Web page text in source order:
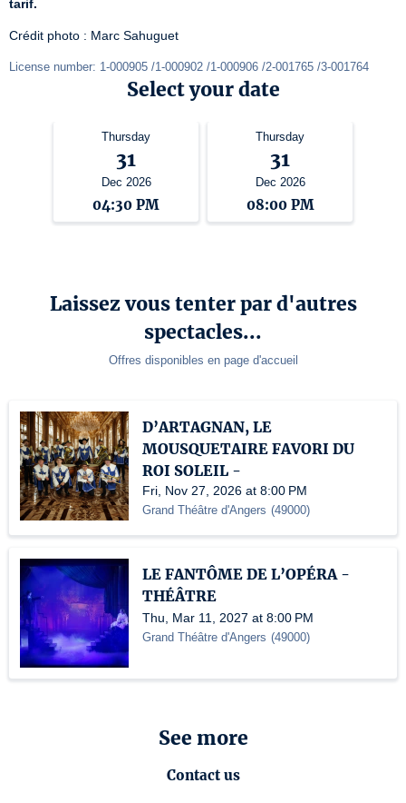
tarif.
Crédit photo : Marc Sahuguet
License number: 1-000905 /1-000902 /1-000906 /2-001765 /3-001764
Select your date
Thursday
31
Dec 2026
04:30 PM
Thursday
31
Dec 2026
08:00 PM
Laissez vous tenter par d'autres
spectacles...
Offres disponibles en page d'accueil
D’ARTAGNAN, LE
MOUSQUETAIRE FAVORI DU
ROI SOLEIL -
Fri, Nov 27, 2026 at 8:00 PM
Grand Théâtre d'Angers (49000)
LE FANTÔME DE L’OPÉRA -
THÉÂTRE
Thu, Mar 11, 2027 at 8:00 PM
Grand Théâtre d'Angers (49000)
See more
Contact us